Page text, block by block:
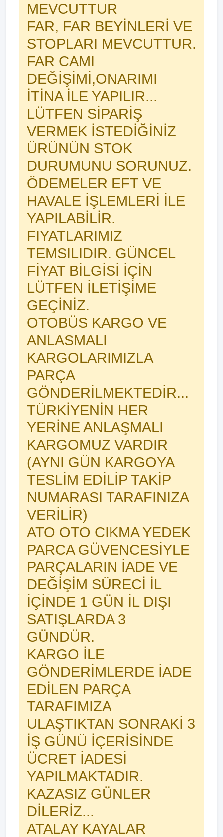
MEVCUTTUR
FAR, FAR BEYİNLERİ VE
STOPLARI MEVCUTTUR.
FAR CAMI
DEĞİŞİMİ,ONARIMI
İTİNA İLE YAPILIR...
LÜTFEN SİPARİŞ
VERMEK İSTEDİĞİNİZ
ÜRÜNÜN STOK
DURUMUNU SORUNUZ.
ÖDEMELER EFT VE
HAVALE İŞLEMLERİ İLE
YAPILABİLİR.
FIYATLARIMIZ
TEMSILIDIR. GÜNCEL
FİYAT BİLGİSİ İÇİN
LÜTFEN İLETİŞİME
GEÇİNİZ.
OTOBÜS KARGO VE
ANLASMALI
KARGOLARIMIZLA
PARÇA
GÖNDERİLMEKTEDİR...
TÜRKİYENİN HER
YERİNE ANLAŞMALI
KARGOMUZ VARDIR
(AYNI GÜN KARGOYA
TESLİM EDİLİP TAKİP
NUMARASI TARAFINIZA
VERİLİR)
ATO OTO CIKMA YEDEK
PARCA GÜVENCESİYLE
PARÇALARIN İADE VE
DEĞİŞİM SÜRECİ İL
İÇİNDE 1 GÜN İL DIŞI
SATIŞLARDA 3
GÜNDÜR.
KARGO İLE
GÖNDERİMLERDE İADE
EDİLEN PARÇA
TARAFIMIZA
ULAŞTIKTAN SONRAKİ 3
İŞ GÜNÜ İÇERİSİNDE
ÜCRET İADESİ
YAPILMAKTADIR.
KAZASIZ GÜNLER
DİLERİZ...
ATALAY KAYALAR